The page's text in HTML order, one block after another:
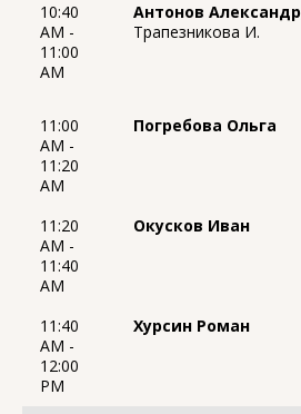
10:40
AM -
11:00
AM
Антонов Александр
Трапезникова И.
11:00
AM -
11:20
AM
Погребова Ольга
11:20
AM -
11:40
AM
Окусков Иван
11:40
AM -
12:00
PM
Хурсин Роман